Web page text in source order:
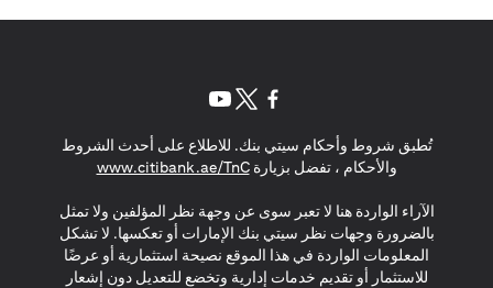
تُطبق شروط وأحكام سيتي بنك. للاطلاع على أحدث الشروط
والأحكام ، تفضل بزيارةwww.citibank.ae/TnC
in a new tab
الآراء الواردة هنا لا تعبر سوى عن وجهة نظر المؤلفين ولا تمثل
بالضرورة وجهات نظر سيتي بنك الإمارات أو تعكسها. لا تشكل
المعلومات الواردة في هذا الموقع نصيحة استثمارية أو عرضًا
للاستثمار أو تقديم خدمات إدارية وتخضع للتعديل دون إشعار